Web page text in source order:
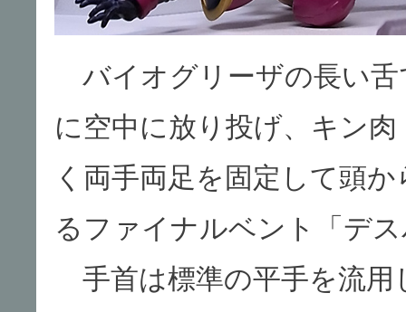
バイオグリーザの長い舌
に空中に放り投げ、キン
く両手両足を固定して頭
るファイナルベント「デ
手首は標準の平手を流用